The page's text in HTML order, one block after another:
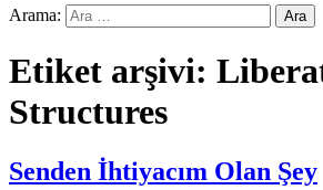
Arama:
Etiket arşivi:
Structures
Senden İhtiyacım Olan Şey